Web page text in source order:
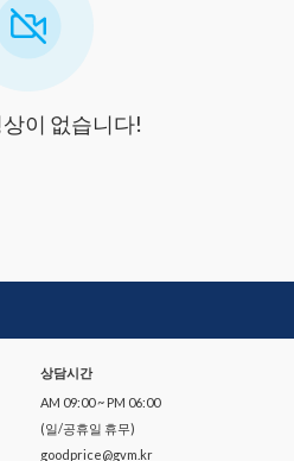
이 없습니다!
상담시간
AM 09:00 ~ PM 06:00
(일/공휴일 휴무)
goodprice@gvm.kr